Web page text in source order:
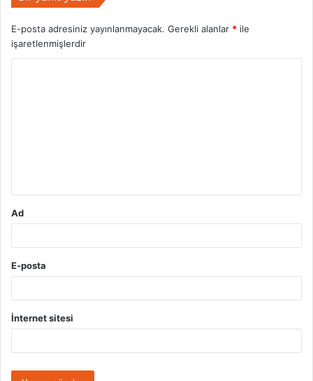
E-posta adresiniz yayınlanmayacak. Gerekli alanlar * ile
işaretlenmişlerdir
Ad
E-posta
İnternet sitesi